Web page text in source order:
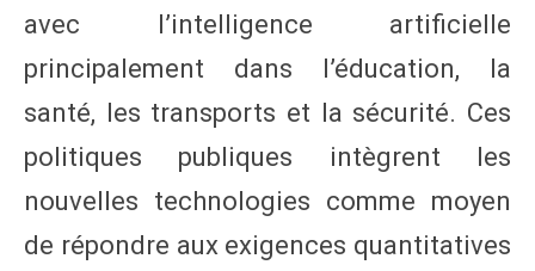
avec l’intelligence artificielle
principalement dans l’éducation, la
santé, les transports et la sécurité. Ces
politiques publiques intègrent les
nouvelles technologies comme moyen
de répondre aux exigences quantitatives